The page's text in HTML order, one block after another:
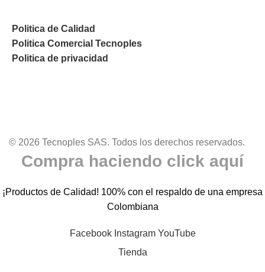
Politica de Calidad
Politica Comercial Tecnoples
Politica de privacidad
© 2026 Tecnoples SAS. Todos los derechos reservados.
Compra haciendo click aquí
¡Productos de Calidad! 100% con el respaldo de una empresa
Colombiana
Facebook Instagram YouTube
Tienda